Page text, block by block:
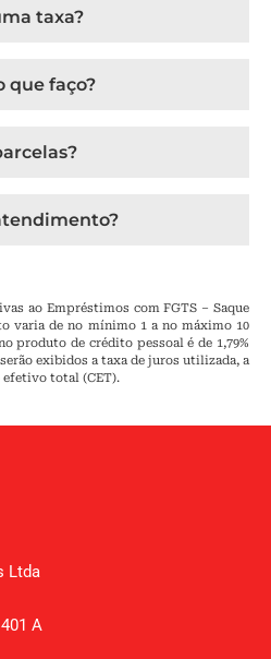
taxa?
que faço?
ao Empréstimos com FGTS – Saque
varia de no mínimo 1 a no máximo 10
produto de crédito pessoal é de 1,79%
exibidos a taxa de juros utilizada, a
total (CET).
Ltda
A